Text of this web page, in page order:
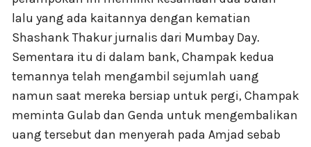
lalu yang ada kaitannya dengan kematian
Shashank Thakur jurnalis dari Mumbay Day.
Sementara itu di dalam bank, Champak kedua
temannya telah mengambil sejumlah uang
namun saat mereka bersiap untuk pergi, Champak
meminta Gulab dan Genda untuk mengembalikan
uang tersebut dan menyerah pada Amjad sebab